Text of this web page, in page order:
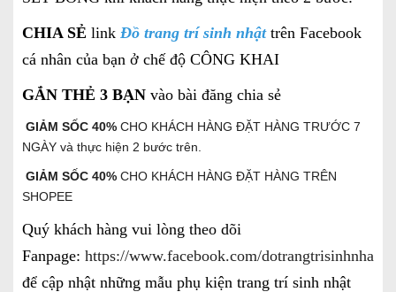
CHIA SẺ link Đồ trang trí sinh nhậttrên Facebook
cá nhân của bạn ở chế độ CÔNG KHAI
GẮN THẺ 3 BẠN vào bài đăng chia sẻ
GIẢM SỐC 40% CHO KHÁCH HÀNG ĐẶT HÀNG TRƯỚC 7
NGÀY và thực hiện 2 bước trên.
GIẢM SỐC 40% CHO KHÁCH HÀNG ĐẶT HÀNG TRÊN
SHOPEE
Quý khách hàng vui lòng theo dõi
Fanpage: https://www.facebook.com/
để cập nhật những mẫu phụ kiện trang trí sinh nhật